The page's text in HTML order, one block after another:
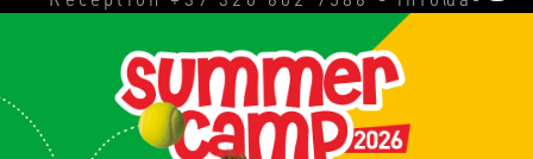
Lunedì – Sabato | 07.00 – 23.00
Domenica e festivi | 08.00 – 22.00
Il nostro Bar chiude tutti i giorni alle ore
22